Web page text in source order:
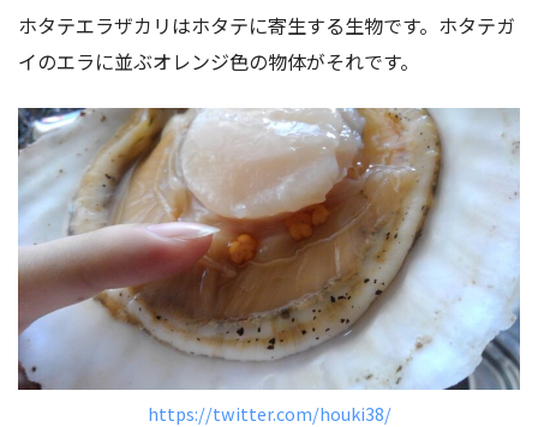
ホタテエラザカリはホタテに寄生する生物です。ホタテガ
イのエラに並ぶオレンジ色の物体がそれです。
https://twitter.com/houki38/